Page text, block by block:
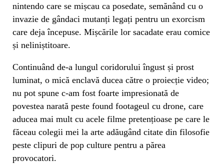
nintendo care se mișcau ca posedate, semănând cu o
invazie de gândaci mutanți legați pentru un exorcism
care deja începuse. Mișcările lor sacadate erau comice
și neliniștitoare.
Continuând de-a lungul coridorului îngust și prost
luminat, o mică enclavă ducea către o proiecție video;
nu pot spune c-am fost foarte impresionată de
povestea narată peste found footageul cu drone, care
aducea mai mult cu acele filme pretențioase pe care le
făceau colegii mei la arte adăugând citate din filosofie
peste clipuri de pop culture pentru a părea
provocatori.